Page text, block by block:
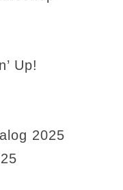
Up!
2025